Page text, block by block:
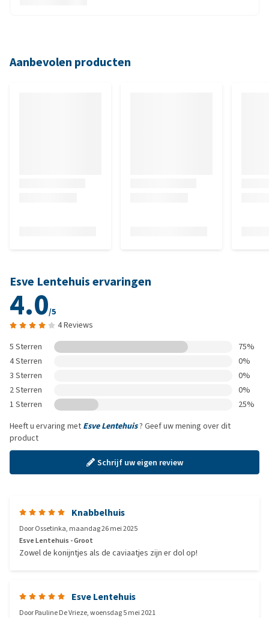
Aanbevolen producten
Esve Lentehuis ervaringen
4.0/5
4 Reviews
5 Sterren
75%
4 Sterren
0%
3 Sterren
0%
2 Sterren
0%
1 Sterren
25%
Heeft u ervaring met Esve Lentehuis? Geef uw mening over dit
product
Schrijf uw eigen review
Knabbelhuis
DoorOssetinka, maandag 26 mei 2025
Esve Lentehuis - Groot
Zowel de konijntjes als de caviaatjes zijn er dol op!
Esve Lentehuis
DoorPauline De Vrieze,woensdag 5 mei 2021